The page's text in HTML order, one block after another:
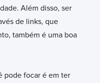
Além disso, ser
de links, que
também é uma boa
pode focar é em ter